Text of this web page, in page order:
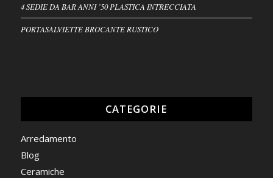
4 SEDIE DA BAR ANNI ’50 PLASTICA INTRECCIATA
PORTASALVIETTE BROCANTE RUSTICO
CATEGORIE
Arredamento
Blog
Ceramiche